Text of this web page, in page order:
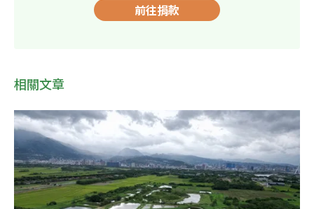
前往捐款
相關文章